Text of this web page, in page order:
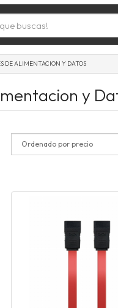
DE ALIMENTACION Y DATOS
y